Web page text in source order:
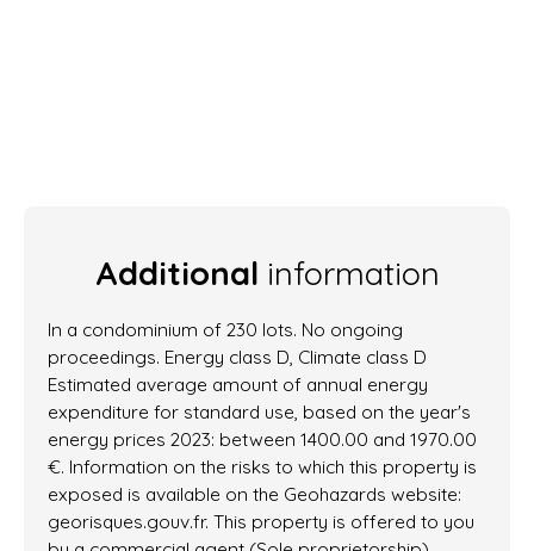
Additional information
In a condominium of 230 lots. No ongoing
proceedings. Energy class D, Climate class D
Estimated average amount of annual energy
expenditure for standard use, based on the year's
energy prices 2023: between 1400.00 and 1970.00
€. Information on the risks to which this property is
exposed is available on the Geohazards website:
georisques.gouv.fr. This property is offered to you